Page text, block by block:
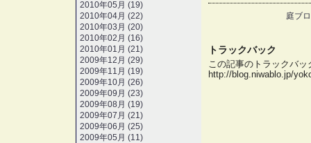
庭ブ
トラックバック
この記事のトラックバッ
http://blog.niwablo.jp/
2010年05月 (19)
2010年04月 (22)
2010年03月 (20)
2010年02月 (16)
2010年01月 (21)
2009年12月 (29)
2009年11月 (19)
2009年10月 (26)
2009年09月 (23)
2009年08月 (19)
2009年07月 (21)
2009年06月 (25)
2009年05月 (11)